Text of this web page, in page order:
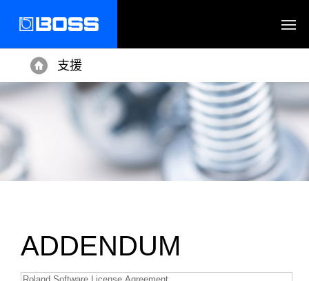
Home
支援
ADDENDUM